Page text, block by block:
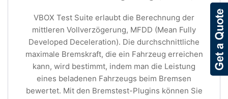
VBOX Test Suite erlaubt die Berechnung der
mittleren Vollverzögerung, MFDD (Mean Fully
Developed Deceleration). Die durchschnittliche
maximale Bremskraft, die ein Fahrzeug erreichen
kann, wird bestimmt, indem man die Leistung
eines beladenen Fahrzeugs beim Bremsen
bewertet. Mit den Bremstest-Plugins können Sie